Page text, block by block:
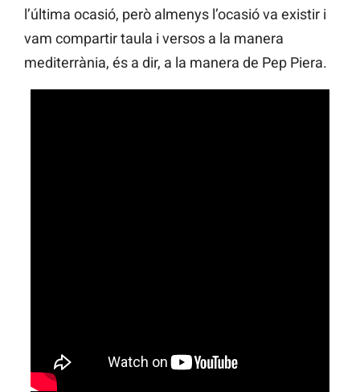
l’última ocasió, però almenys l’ocasió va existir i
vam compartir taula i versos a la manera
mediterrània, és a dir, a la manera de Pep Piera.